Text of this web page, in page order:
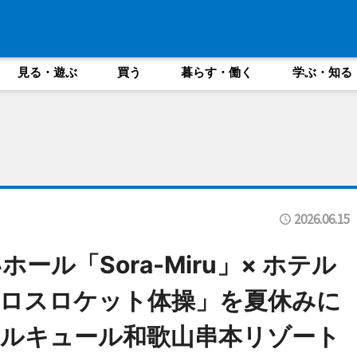
見る・遊ぶ 買う 暮らす・働く 学ぶ・知る
2026.06.15
ール「Sora-Miru」× ホテル
スロケット体操」を夏休みに
キュール和歌山串本リゾート